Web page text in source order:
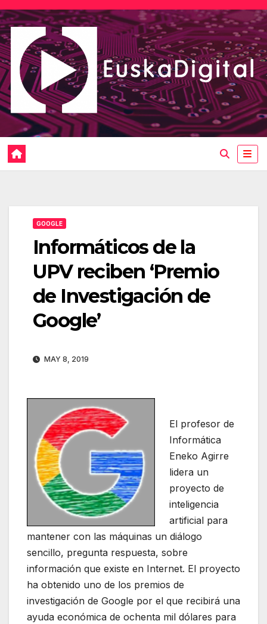
Saltar
al
contenido
GOOGLE
Informáticos de la
UPV reciben ‘Premio
de Investigación de
Google’
MAY 8, 2019
El profesor de
Informática
Eneko Agirre
lidera un
proyecto de
inteligencia
artificial para
mantener con las máquinas un diálogo
sencillo, pregunta respuesta, sobre
información que existe en Internet. El proyecto
ha obtenido uno de los premios de
investigación de Google por el que recibirá una
ayuda económica de ochenta mil dólares para